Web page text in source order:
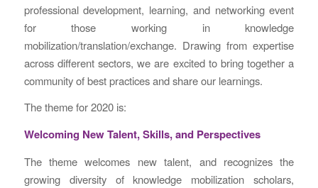
professional development, learning, and networking event
for those working in knowledge
mobilization/translation/exchange. Drawing from expertise
across different sectors, we are excited to bring together a
community of best practices and share our learnings.
The theme for 2020 is:
Welcoming New Talent, Skills, and Perspectives
The theme welcomes new talent, and recognizes the
growing diversity of knowledge mobilization scholars,